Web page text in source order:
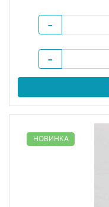
−
−
НОВИНКА